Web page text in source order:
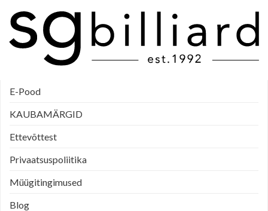
E-Pood
KAUBAMÄRGID
Ettevõttest
Privaatsuspoliitika
Müügitingimused
Blog